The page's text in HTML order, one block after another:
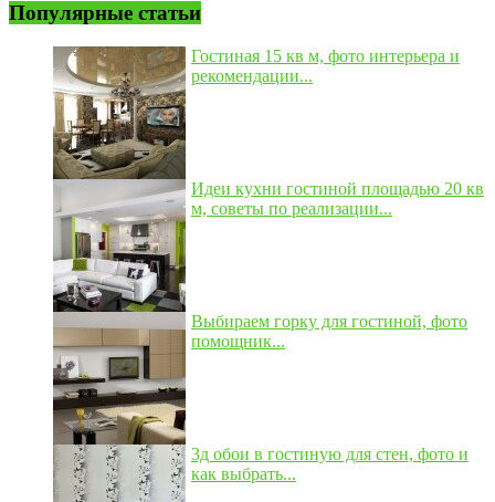
Популярные статьи
Гостиная 15 кв м, фото интерьера и
рекомендации...
Идеи кухни гостиной площадью 20 кв
м, советы по реализации...
Выбираем горку для гостиной, фото
помощник...
3д обои в гостиную для стен, фото и
как выбрать...